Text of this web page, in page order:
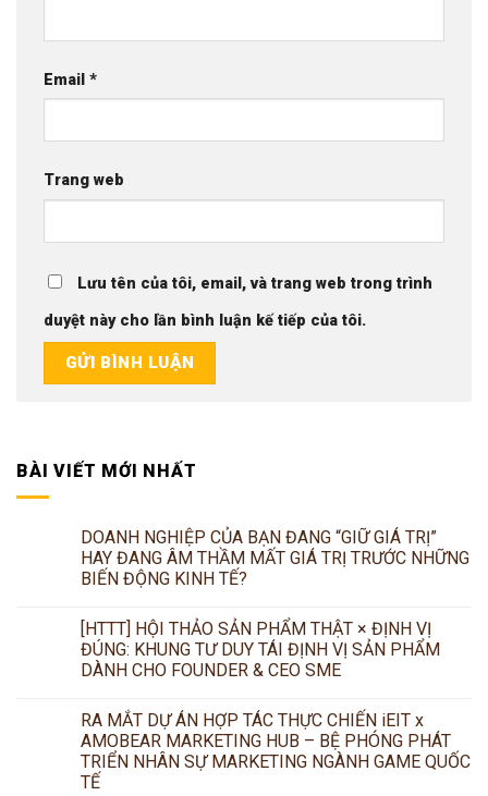
Email *
Trang web
Lưu tên của tôi, email, và trang web trong trình
duyệt này cho lần bình luận kế tiếp của tôi.
BÀI VIẾT MỚI NHẤT
DOANH NGHIỆP CỦA BẠN ĐANG “GIỮ GIÁ TRỊ”
HAY ĐANG ÂM THẦM MẤT GIÁ TRỊ TRƯỚC NHỮNG
BIẾN ĐỘNG KINH TẾ?
[HTTT] HỘI THẢO SẢN PHẨM THẬT × ĐỊNH VỊ
ĐÚNG: KHUNG TƯ DUY TÁI ĐỊNH VỊ SẢN PHẨM
DÀNH CHO FOUNDER & CEO SME
RA MẮT DỰ ÁN HỢP TÁC THỰC CHIẾN iEIT x
AMOBEAR MARKETING HUB – BỆ PHÓNG PHÁT
TRIỂN NHÂN SỰ MARKETING NGÀNH GAME QUỐC
TẾ